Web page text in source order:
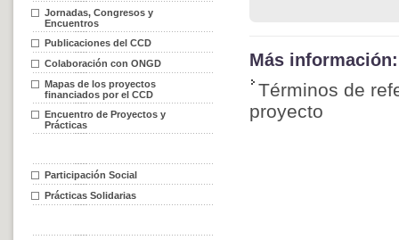
Jornadas, Congresos y
Encuentros
Publicaciones del CCD
Colaboración con ONGD
Mapas de los proyectos
financiados por el CCD
Encuentro de Proyectos y
Prácticas
Participación Social
Prácticas Solidarias
Más información:
Términos de
proyecto